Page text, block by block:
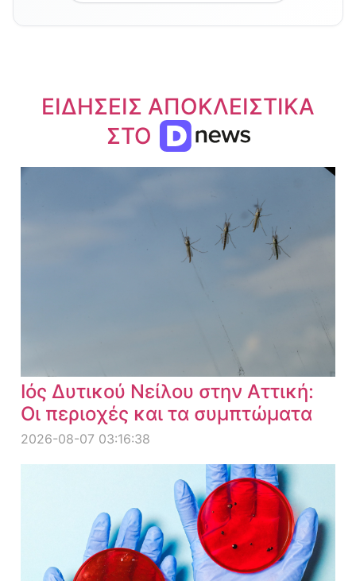
ΕΙΔΗΣΕΙΣ ΑΠΟΚΛΕΙΣΤΙΚΑ
ΣΤΟ
Ιός Δυτικού Νείλου στην Αττική:
Οι περιοχές και τα συμπτώματα
2026-08-07 03:16:38